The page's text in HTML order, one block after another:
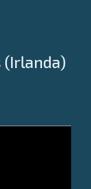
(Irlanda)